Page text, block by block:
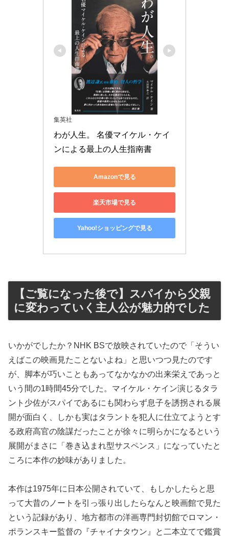
集英社
わが人生。 名優マイケル・ケイ
ンによる最上の人生指南書
Amazonで見る
楽天市場で見る
Yahoo!ショッピングで見る
【ご覧になった後で】スパイから父親
に変わっていく主人公が魅力的でした
いかがでしたか？NHK BSで放映されていたので「そうい
えばこの映画見たことないよね」と思いつつ見たのです
が、脚本が巧いこともあってなかなかの出来栄えであっと
いう間の1時間45分でした。マイケル・ケイン演じるタラ
ント少佐がスパイであるにも関わらず息子を誘拐される展
開が面白く、しかも実はタラントを犯人に仕立てようとす
る政府高官の陰謀だったことが徐々に明らかになるという
展開がまさに「巻き込まれ型サスペンス」になっていたと
ころに本作の妙味がありました。
本作は1975年に日本公開されていて、もしかしたらと思
って大昔のノートを引っ張り出したらなんと映画館で見た
という記録があり、地方都市の洋画専門封切館でロマン・
ポランスキー監督の『チャイナタウン』と二本立てで鑑賞